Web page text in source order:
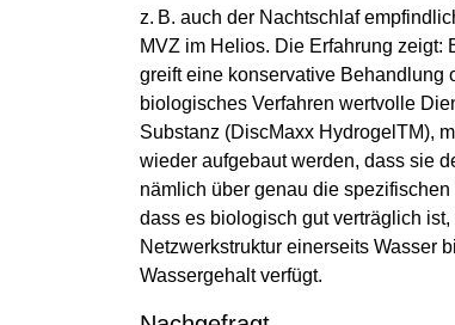
z. B. auch der Nachtschlaf
MVZ im Helios. Die Erfahrung
greift eine konservative Behandlung
biologisches Verfahren wertvolle
Substanz (DiscMaxx HydrogelTM),
wieder aufgebaut werden, dass sie
nämlich über genau die
dass es biologisch gut verträglich
Netzwerkstruktur einerseits Wasser
Wassergehalt verfügt.